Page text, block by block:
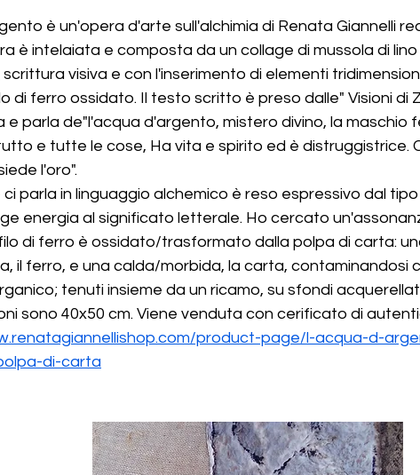
è un'opera d'arte sull'alchimia di Renata Giannelli
è intelaiata e composta da un collage di mussola di
visiva e con l'inserimento di elementi
di ferro ossidato. Il testo scritto è preso dalle" Visioni di
e parla de"l'acqua d'argento, mistero divino, la maschio
e tutte le cose, Ha vita e spirito ed è distruggistrice.
l'oro".
parla in linguaggio alchemico è reso espressivo dal
energia al significato letterale. Ho cercato
di ferro è ossidato/trasformato dalla polpa di carta:
il ferro, e una calda/morbida, la carta, contaminandosi
tenuti insieme da un ricamo, su sfondi
sono 40x50 cm. Viene venduta con cerificato di
product-page/l-acqua-d-
di-carta